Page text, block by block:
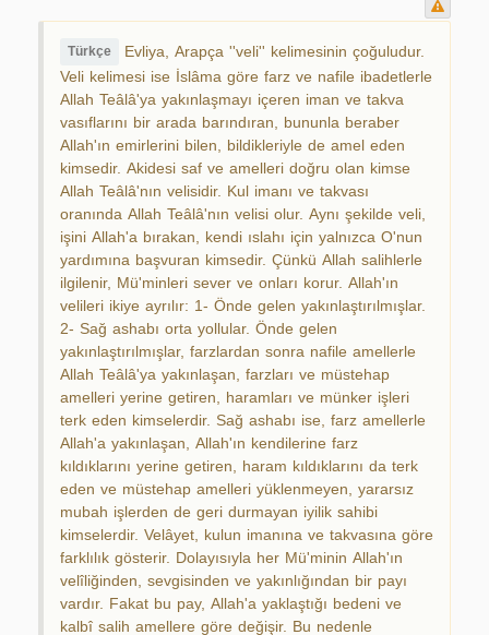
Türkçe Evliya, Arapça ''veli'' kelimesinin çoğuludur.
Veli kelimesi ise İslâma göre farz ve nafile ibadetlerle
Allah Teâlâ'ya yakınlaşmayı içeren iman ve takva
vasıflarını bir arada barındıran, bununla beraber
Allah'ın emirlerini bilen, bildikleriyle de amel eden
kimsedir. Akidesi saf ve amelleri doğru olan kimse
Allah Teâlâ'nın velisidir. Kul imanı ve takvası
oranında Allah Teâlâ'nın velisi olur. Aynı şekilde veli,
işini Allah'a bırakan, kendi ıslahı için yalnızca O'nun
yardımına başvuran kimsedir. Çünkü Allah salihlerle
ilgilenir, Mü'minleri sever ve onları korur. Allah'ın
velileri ikiye ayrılır: 1- Önde gelen yakınlaştırılmışlar.
2- Sağ ashabı orta yollular. Önde gelen
yakınlaştırılmışlar, farzlardan sonra nafile amellerle
Allah Teâlâ'ya yakınlaşan, farzları ve müstehap
amelleri yerine getiren, haramları ve münker işleri
terk eden kimselerdir. Sağ ashabı ise, farz amellerle
Allah'a yakınlaşan, Allah'ın kendilerine farz
kıldıklarını yerine getiren, haram kıldıklarını da terk
eden ve müstehap amelleri yüklenmeyen, yararsız
mubah işlerden de geri durmayan iyilik sahibi
kimselerdir. Velâyet, kulun imanına ve takvasına göre
farklılık gösterir. Dolayısıyla her Mü'minin Allah'ın
velîliğinden, sevgisinden ve yakınlığından bir payı
vardır. Fakat bu pay, Allah'a yaklaştığı bedeni ve
kalbî salih amellere göre değişir. Bu nedenle